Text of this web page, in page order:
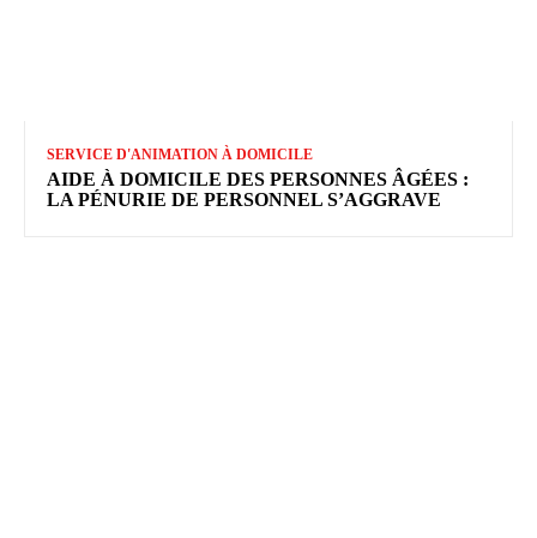
SERVICE D'ANIMATION À DOMICILE
AIDE À DOMICILE DES PERSONNES ÂGÉES :
LA PÉNURIE DE PERSONNEL S’AGGRAVE